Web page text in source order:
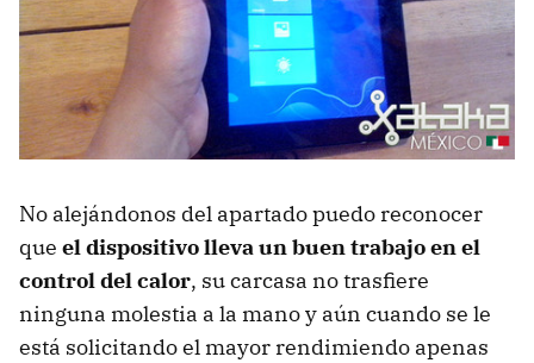
No alejándonos del apartado puedo reconocer
que el dispositivo lleva un buen trabajo en el
control del calor, su carcasa no trasfiere
ninguna molestia a la mano y aún cuando se le
está solicitando el mayor rendimiendo apenas